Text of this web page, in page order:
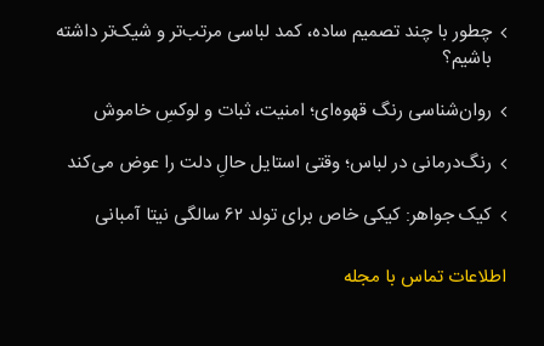
چطور با چند تصمیم ساده، کمد لباسی مرتب‌تر و شیک‌تر داشته
باشیم؟
روان‌شناسی رنگ قهوه‌ای؛ امنیت، ثبات و لوکسِ خاموش
رنگ‌درمانی در لباس؛ وقتی استایل حالِ دلت را عوض می‌کند
کیک جواهر: کیکی خاص برای تولد ۶۲ سالگی نیتا آمبانی
اطلاعات تماس با مجله